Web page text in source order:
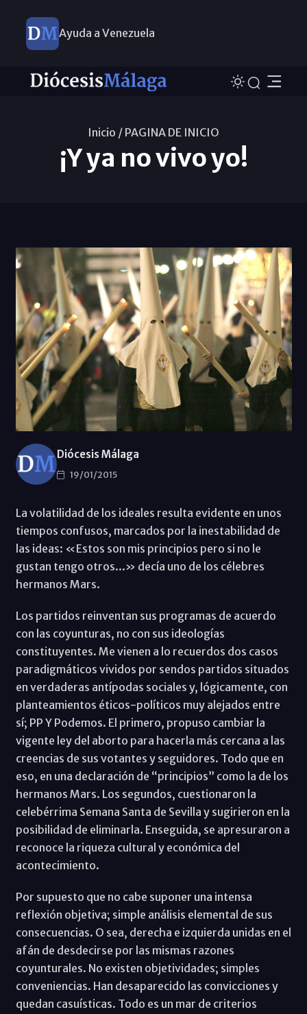
Ayuda a Venezuela
Inicio / PAGINA DE INICIO
¡Y ya no vivo yo!
Diócesis Málaga
19/01/2015
La volatilidad de los ideales resulta evidente en unos
tiempos confusos, marcados por la inestabilidad de
las ideas: «Estos son mis principios pero si no le
gustan tengo otros...» decía uno de los célebres
hermanos Mars.
Los partidos reinventan sus programas de acuerdo
con las coyunturas, no con sus ideologías
constituyentes. Me vienen a lo recuerdos dos casos
paradigmáticos vividos por sendos partidos situados
en verdaderas antípodas sociales y, lógicamente, con
planteamientos éticos-políticos muy alejados entre
sí; PP Y Podemos. El primero, propuso cambiar la
vigente ley del aborto para hacerla más cercana a las
creencias de sus votantes y seguidores. Todo que en
eso, en una declaración de “principios” como la de los
hermanos Mars. Los segundos, cuestionaron la
celebérrima Semana Santa de Sevilla y sugirieron en la
posibilidad de eliminarla. Enseguida, se apresuraron a
reconoce la riqueza cultural y económica del
acontecimiento.
Por supuesto que no cabe suponer una intensa
reflexión objetiva; simple análisis elemental de sus
consecuencias. O sea, derecha e izquierda unidas en el
afán de desdecirse por las mismas razones
coyunturales. No existen objetividades; simples
conveniencias. Han desaparecido las convicciones y
quedan casuísticas. Todo es un mar de criterios